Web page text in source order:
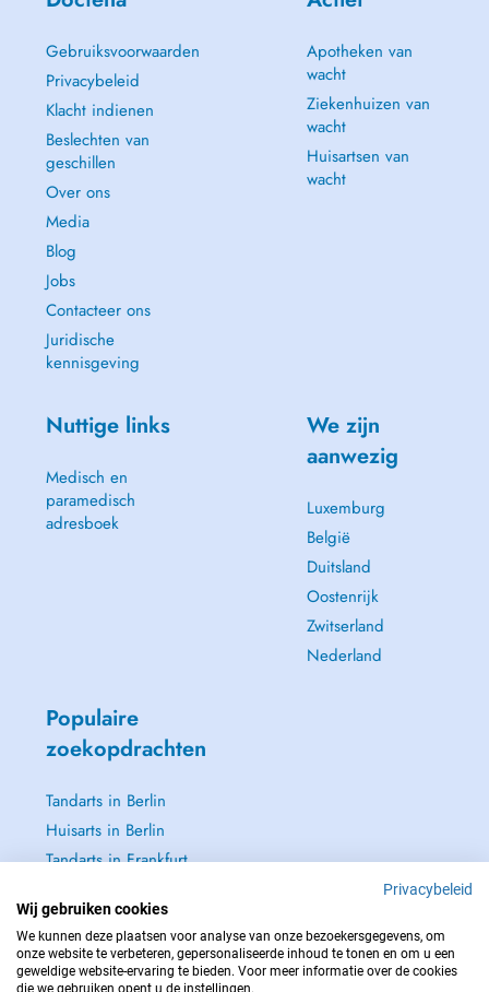
Gebruiksvoorwaarden
Privacybeleid
Klacht indienen
Beslechten van
geschillen
Over ons
Media
Blog
Jobs
Contacteer ons
Juridische
kennisgeving
Apotheken van
wacht
Ziekenhuizen van
wacht
Huisartsen van
wacht
Nuttige links
Medisch en
paramedisch
adresboek
We zijn
aanwezig
Luxemburg
België
Duitsland
Oostenrijk
Zwitserland
Nederland
Populaire
zoekopdrachten
Tandarts in Berlin
Huisarts in Berlin
Tandarts in Frankfurt
Frankfurt
Zie alle →
Privacybeleid
Wij gebruiken cookies
We kunnen deze plaatsen voor analyse van onze bezoekersgegevens, om
onze website te verbeteren, gepersonaliseerde inhoud te tonen en om u een
geweldige website-ervaring te bieden. Voor meer informatie over de cookies
die we gebruiken opent u de instellingen.